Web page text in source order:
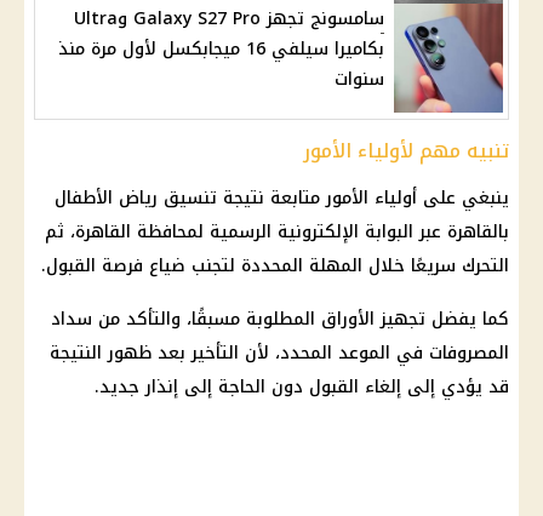
سامسونج تجهز Galaxy S27 Pro وUltra
بكاميرا سيلفي 16 ميجابكسل لأول مرة منذ
سنوات
تنبيه مهم لأولياء الأمور
ينبغي على أولياء الأمور متابعة نتيجة تنسيق رياض الأطفال
بالقاهرة عبر البوابة الإلكترونية الرسمية لمحافظة القاهرة، ثم
التحرك سريعًا خلال المهلة المحددة لتجنب ضياع فرصة القبول.
كما يفضل تجهيز الأوراق المطلوبة مسبقًا، والتأكد من سداد
المصروفات في الموعد المحدد، لأن التأخير بعد ظهور النتيجة
قد يؤدي إلى إلغاء القبول دون الحاجة إلى إنذار جديد.